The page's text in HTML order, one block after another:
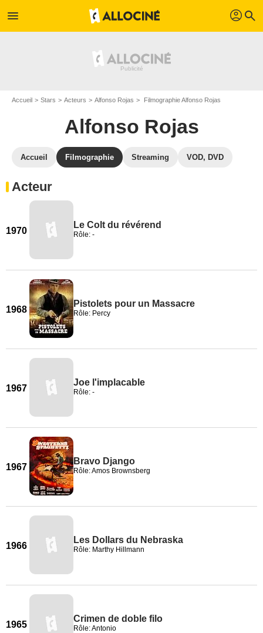
menu profil search
Accueil Stars Acteurs Alfonso Rojas Filmographie Alfonso Rojas
Alfonso Rojas
Accueil Filmographie Streaming VOD, DVD
Acteur
1970
Le Colt du révérend
Rôle: -
1968
Pistolets pour un Massacre
Rôle: Percy
1967
Joe l'implacable
Rôle: -
1967
Bravo Django
Rôle: Amos Brownsberg
1966
Les Dollars du Nebraska
Rôle: Marthy Hillmann
1965
Crimen de doble filo
Rôle: Antonio